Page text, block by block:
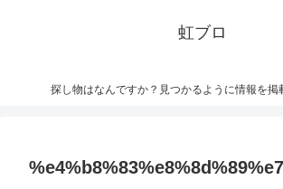
虹ブロ
探し物はなんですか？見つかるように情報を掲